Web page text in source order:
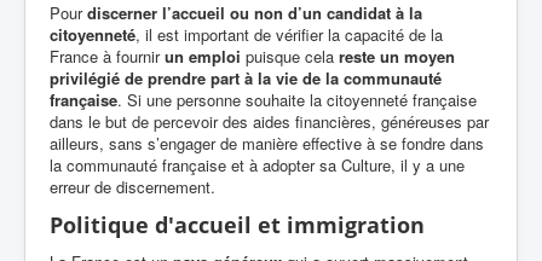
Pourdiscerner l’accueil ou non d’un candidat à la
citoyenneté, il est important de vérifier la capacité de la
France à fournirun emploi puisque cela reste un moyen
privilégié de prendre part à la vie de la communauté
française. Si une personne souhaite la citoyenneté française
dans le but de percevoir des aides financières, généreuses par
ailleurs, sans s’engager de manière effective à se fondre dans
la communauté française et à adopter sa Culture, il y a une
erreur de discernement.
Politique d'accueil et immigration